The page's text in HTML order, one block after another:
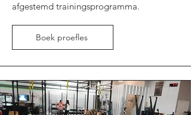
afgestemd trainingsprogramma.
Boek proefles